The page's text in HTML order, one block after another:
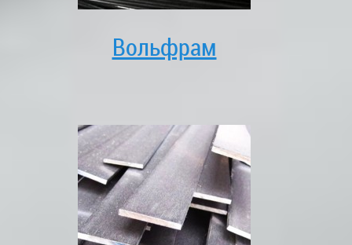
Вольфрам